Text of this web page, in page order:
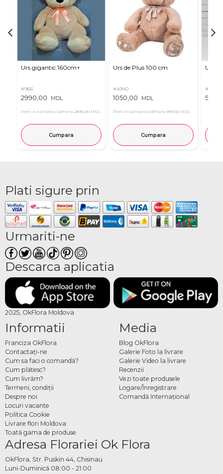
Urs gigantic 160cm↑
#966
2990,00 MDL
Pret in aplicatia OkFlora 2890,00 MDL
Cumpara
Urs de Plus 100 cm
#4940
1050,00 MDL
Pret in aplicatia OkFlora 999,00 MDL
Cumpara
Urs
#11
Plati sigure prin
Urmariti-ne
Descarca aplicatia
2025, OkFlora Moldova
Informatii
Franciza OkFlora
Contactaţi-ne
Cum sa faci o comandă?
Cum plătesc?
Cum livrăm?
Termeni, condiţii
Despre noi
Locuri vacante
Politica Cookie
Livrare flori Moldova
Toată gama de produse
Media
Blog OkFlora
Galerie Foto la livrare
Galerie Video la livrare
Recenzii
Vezi toate produsele
Logare/Înregistrare
Comandă Internațional
Adresa Florariei Ok Flora
OkFlora, Str. Puskin 44, Chisinau
Luni-Duminică 08:00 - 21:00